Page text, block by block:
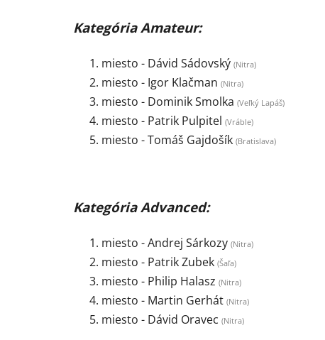
Kategória Amateur:
miesto - Dávid Sádovský (Nitra)
miesto - Igor Klačman (Nitra)
miesto - Dominik Smolka (Veľký Lapáš)
miesto - Patrik Pulpitel (Vráble)
miesto - Tomáš Gajdošík (Bratislava)
Kategória Advanced:
miesto - Andrej Sárkozy (Nitra)
miesto - Patrik Zubek (Šaľa)
miesto - Philip Halasz (Nitra)
miesto - Martin Gerhát (Nitra)
miesto - Dávid Oravec (Nitra)